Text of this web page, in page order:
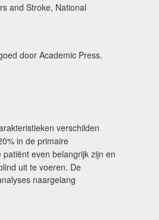
and Stroke, National
door Academic Press.
verschilden
in de primaire
even belangrijk zijn en
uit te voeren. De
naargelang